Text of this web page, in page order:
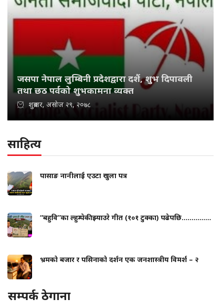
जसपा नेपाल लुम्बिनी प्रदेशद्वारा दशैं, शुभ दिपावली
तथा छठ पर्वको शुभकामना व्यक्त
शुक्रबार, असोज २९, २०७८
साहित्य
पासाङ नानीलाई एउटा खुला पत्र
“बहुवि”का ल्हुम्पेकी झ्याउरे गीत (१०१ टुक्का) पढेपछि...............
भ्रमको बजार र पसिनाको दर्शन एक जनशास्त्रीय विमर्श – २
सम्पर्क ठेगाना